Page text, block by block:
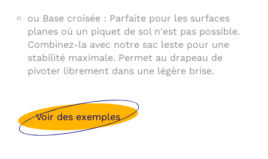
ou Base croisée : Parfaite pour les surfaces
planes où un piquet de sol n'est pas possible.
Combinez-la avec notre sac leste pour une
stabilité maximale. Permet au drapeau de
pivoter librement dans une légère brise.
Voir des exemples